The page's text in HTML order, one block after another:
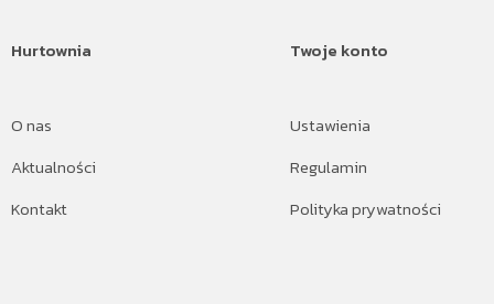
Hurtownia
O nas
Aktualności
Kontakt
Twoje konto
Ustawienia
Regulamin
Polityka prywatności